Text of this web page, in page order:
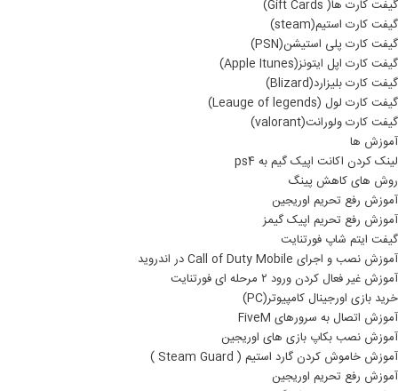
گیفت کارت ها( Gift Cards)
گیفت کارت استیم(steam)
گیفت کارت پلی استیشن(PSN)
گیفت کارت اپل ایتونز(Apple Itunes)
گیفت کارت بلیزارد(Blizard)
گیفت کارت لول (Leauge of legends)
گیفت کارت ولورانت(valorant)
آموزش ها
لینک کردن اکانت اپیک گیم به ps4
روش های کاهش پینگ
آموزش رفع تحریم اوریجین
آموزش رفع تحریم اپیک گیمز
گیفت ایتم شاپ فورتنایت
آموزش نصب و اجرای Call of Duty Mobile در اندروید
آموزش غیر فعال کردن ورود ۲ مرحله ای فورتنایت
خرید بازی اورجینال کامپیوتر(PC)
آموزش اتصال به سرورهای FiveM
آموزش نصب بکاپ بازی های اوریجین
آموزش خاموش کردن گارد استیم ( Steam Guard )
آموزش رفع تحریم اوریجین